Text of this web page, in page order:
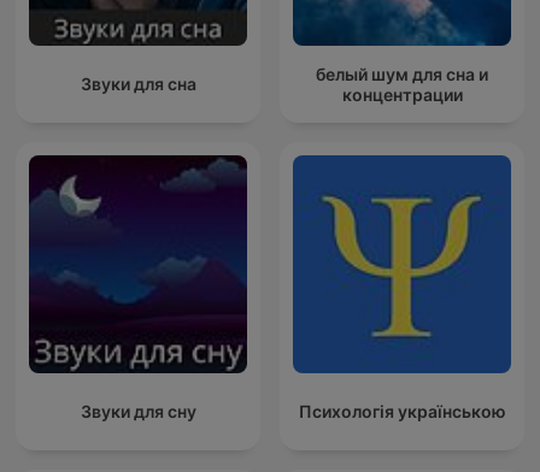
Звуки для сна
белый шум для сна и
концентрации
Звуки для сну Психологія українською